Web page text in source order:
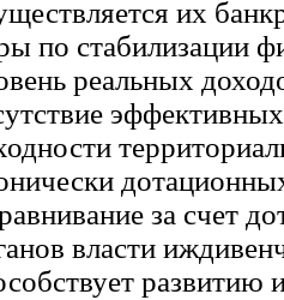
их
по стабилизации
реальных
за счет
власти
развитию